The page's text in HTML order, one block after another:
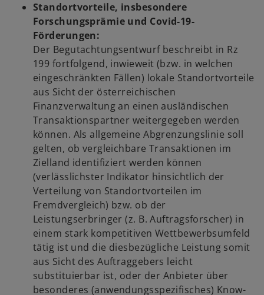
Standortvorteile, insbesondere
Forschungsprämie und Covid-19-
Förderungen:
Der Begutachtungsentwurf beschreibt in Rz
199 fortfolgend, inwieweit (bzw. in welchen
eingeschränkten Fällen) lokale Standortvorteile
aus Sicht der österreichischen
Finanzverwaltung an einen ausländischen
Transaktionspartner weitergegeben werden
können. Als allgemeine Abgrenzungslinie soll
gelten, ob vergleichbare Transaktionen im
Zielland identifiziert werden können
(verlässlichster Indikator hinsichtlich der
Verteilung von Standortvorteilen im
Fremdvergleich) bzw. ob der
Leistungserbringer (z. B. Auftragsforscher) in
einem stark kompetitiven Wettbewerbsumfeld
tätig ist und die diesbezügliche Leistung somit
aus Sicht des Auftraggebers leicht
substituierbar ist, oder der Anbieter über
besonderes (anwendungsspezifisches) Know-